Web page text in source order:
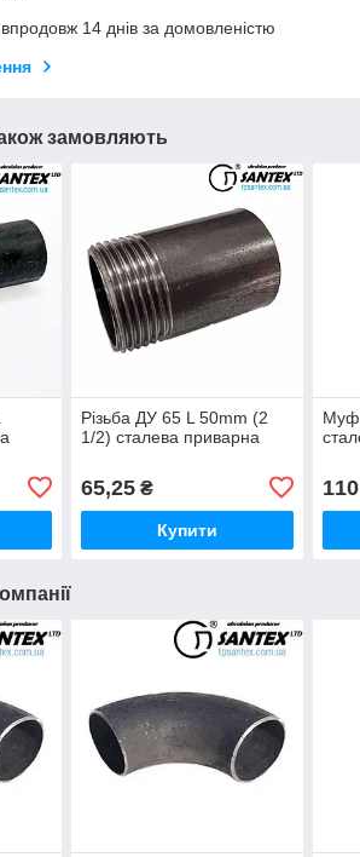
14 днів за домовленістю
замовляють
Різьба ДУ 65 L 50mm (2
1/2) сталева приварна
65,25₴
Купити